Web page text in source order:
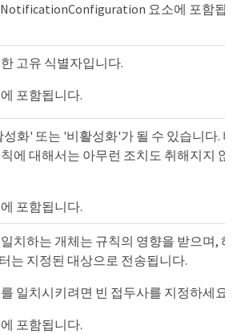
요소에 포함됩
고유 식별자입니다.
포함됩니다.
성화' 또는 '비활성화'가 될 수 있습니다.
에 대해서는 아무런 조치도 취해지지 않
포함됩니다.
치하는 개체는 규칙의 영향을 받으며, 해
는 지정된 대상으로 전송됩니다.
일치시키려면 빈 접두사를 지정하세요.
포함됩니다.